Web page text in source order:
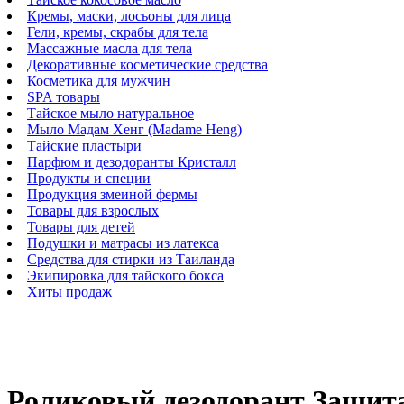
Кремы, маски, лосьоны для лица
Гели, кремы, скрабы для тела
Массажные масла для тела
Декоративные косметические средства
Косметика для мужчин
SPA товары
Тайское мыло натуральное
Мыло Мадам Хенг (Madame Heng)
Тайские пластыри
Парфюм и дезодоранты Кристалл
Продукты и специи
Продукция змеиной фермы
Товары для взрослых
Товары для детей
Подушки и матрасы из латекса
Средства для стирки из Таиланда
Экипировка для тайского бокса
Хиты продаж